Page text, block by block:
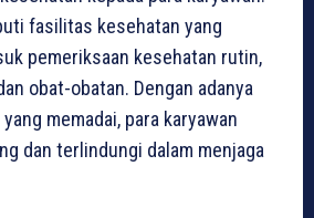
fasilitas kesehatan yang
pemeriksaan kesehatan rutin,
obat-obatan. Dengan adanya
memadai, para karyawan
dan terlindungi dalam menjaga